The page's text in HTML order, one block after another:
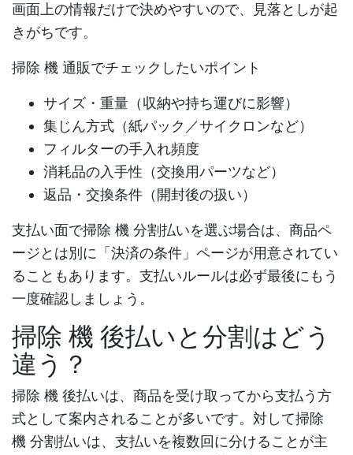
画面上の情報だけで決めやすいので、見落としが起
きがちです。
掃除 機 通販でチェックしたいポイント
サイズ・重量（収納や持ち運びに影響）
集じん方式（紙パック／サイクロンなど）
フィルターの手入れ頻度
消耗品の入手性（交換用パーツなど）
返品・交換条件（開封後の扱い）
支払い面で掃除 機 分割払いを選ぶ場合は、商品ペ
ージとは別に「決済の条件」ページが用意されてい
ることもあります。支払いルールは必ず最後にもう
一度確認しましょう。
掃除 機 後払いと分割はどう
違う？
掃除 機 後払いは、商品を受け取ってから支払う方
式として案内されることが多いです。対して掃除
機 分割払いは、支払いを複数回に分けることが主